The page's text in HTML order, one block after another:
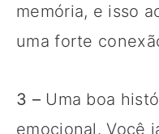
memória, e isso
uma forte
3 – Uma boa
emocional. Você